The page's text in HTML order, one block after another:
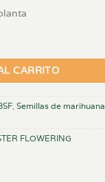
CARRITO
Semillas de marihuana
FLOWERING